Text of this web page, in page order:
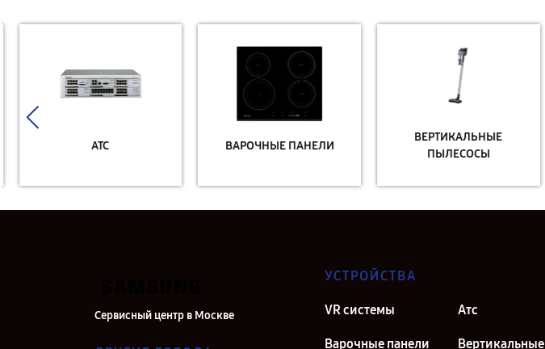
АТС ВАРОЧНЫЕ ПАНЕЛИ
ВЕРТИКАЛЬНЫЕ
ПЫЛЕСОСЫ
Сервисный центр в Москве
УСТРОЙСТВА
VR системы Атс
Варочные панели Вертикальные